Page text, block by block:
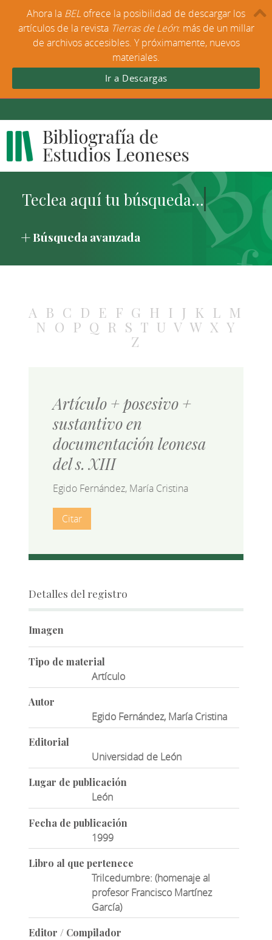
Búsqueda avanzada
A B C D E F G H I J K L M
N O P Q R S T U V W X Y
Z
Artículo + posesivo +
sustantivo en
documentación leonesa
del s. XIII
Egido Fernández, María Cristina
Citar
Detalles del registro
Imagen
Tipo de material
Artículo
Autor
Egido Fernández, María Cristina
Editorial
Universidad de León
Lugar de publicación
León
Fecha de publicación
1999
Libro al que pertenece
Trilcedumbre: (homenaje al
profesor Francisco Martínez
García)
Editor / Compilador
Ahora la BEL ofrece la posibilidad de descargar los
artículos de la revista Tierras de León: más de un millar
de archivos accesibles. Y próximamente, nuevos
materiales.
Ir a Descargas